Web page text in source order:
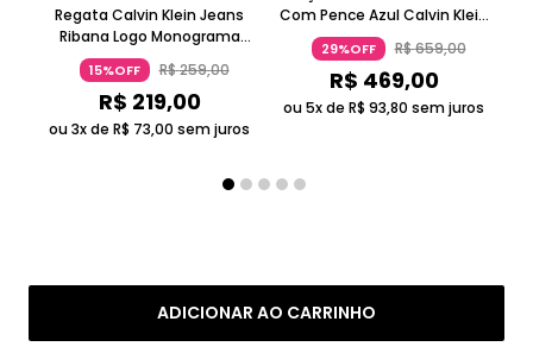
ADICIONAR AO CARRINHO
Regata Calvin Klein Jeans
Ribana Logo Monograma
Preto
15%OFF R$259,00
R$ 219,00
ou 3x de R$ 73,00 sem juros
Com Pence Azul Calvin Klein
Jeans
29%OFF R$659,00
R$ 469,00
ou 5x de R$ 93,80 sem juros